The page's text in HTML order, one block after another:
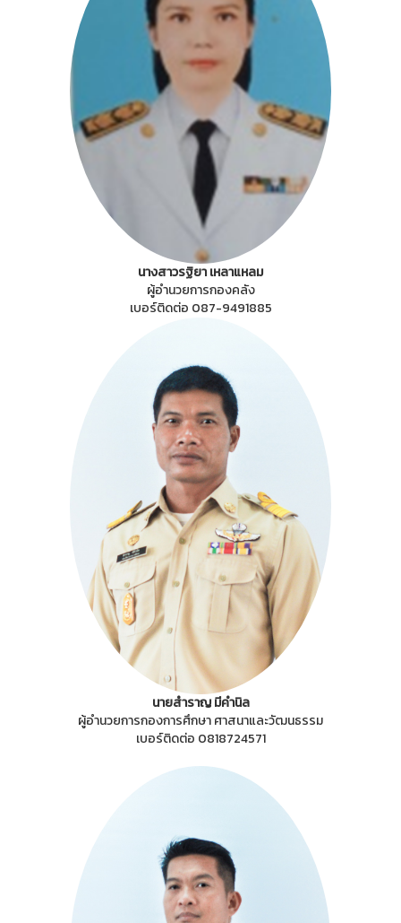
นางสาวรฐิยา เหลาแหลม
ผู้อำนวยการกองคลัง
เบอร์ติดต่อ 087-9491885
นายสำราญ มีคำนิล
ผู้อำนวยการกองการศึกษา ศาสนาและวัฒนธรรม
เบอร์ติดต่อ 0818724571